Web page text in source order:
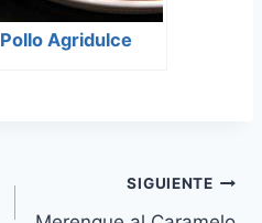
Pollo Agridulce
SIGUIENTE